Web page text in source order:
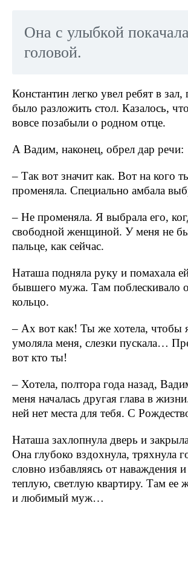
Она с улыбкой покачала
головой.
Константин легко увел ребят в
было разложить стол. Казалось,
вовсе позабыли о родном отце.
А Вадим, наконец, обрел дар речи:
– Так вот значит как. Вот на кого
променяла. Специально амбала
– Не променяла. Я выбрала его,
свободной женщиной. У меня не
пальце, как сейчас.
Наташа подняла руку и помахала
бывшего мужа. Там поблескивало
кольцо.
– Ах вот как! Ты же хотела, чтобы
умоляла меня, слезки пускала…
вот кто ты!
– Хотела, полтора года назад,
меня началась другая глава в
ней нет места для тебя. С
Наташа захлопнула дверь и
Она глубоко вздохнула, тряхнула
словно избавляясь от наваждения
теплую, светлую квартиру. Там ее
и любимый муж…